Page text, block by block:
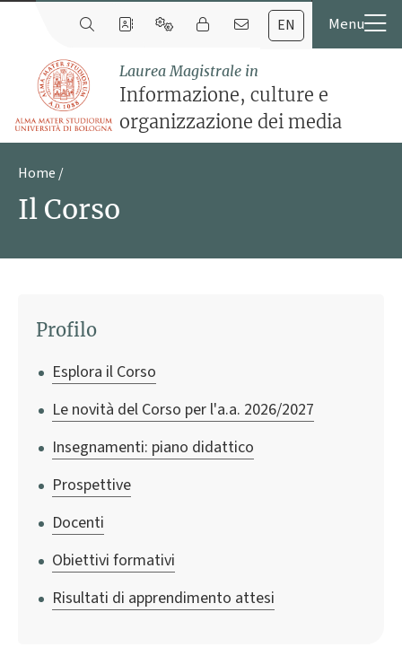
EN
Laurea Magistrale in
Informazione, culture e
organizzazione dei media
Home
Il Corso
Profilo
Esplora il Corso
Le novità del Corso per l'a.a. 2026/2027
Insegnamenti: piano didattico
Prospettive
Docenti
Obiettivi formativi
Risultati di apprendimento attesi